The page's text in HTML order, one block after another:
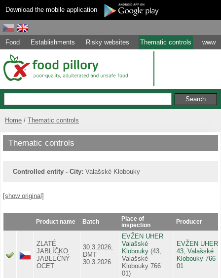
Download the mobile application
Food Establishments Risky websites Thematic controls www
Home Thematic controls
Thematic controls
Controlled entity - City: Valašské Klobouky
[show original]
Product name Batch
Place of
inspection
Producer
ZLATÉ
JABLÍČKO
JABLEČNÝ
OCET
30.3.2026;
DMT
30.3.2026
EVŽEN UHER
Valašské
Klobouky (43,
Valašské
Klobouky 766
01)
EVŽEN UHER,
43, Valašské
Klobouky 766
01